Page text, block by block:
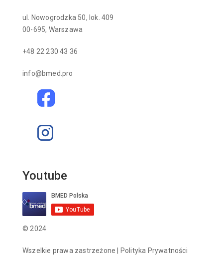
ul. Nowogrodzka 50, lok. 409
00-695, Warszawa
+48 22 230 43 36
info@bmed.pro
Youtube
© 2024
Wszelkie prawa zastrzeżone | Polityka Prywatności